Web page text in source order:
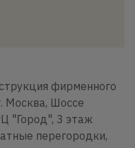
фирменного
Москва, Шоссе
"Город", 3 этаж
перегородки,